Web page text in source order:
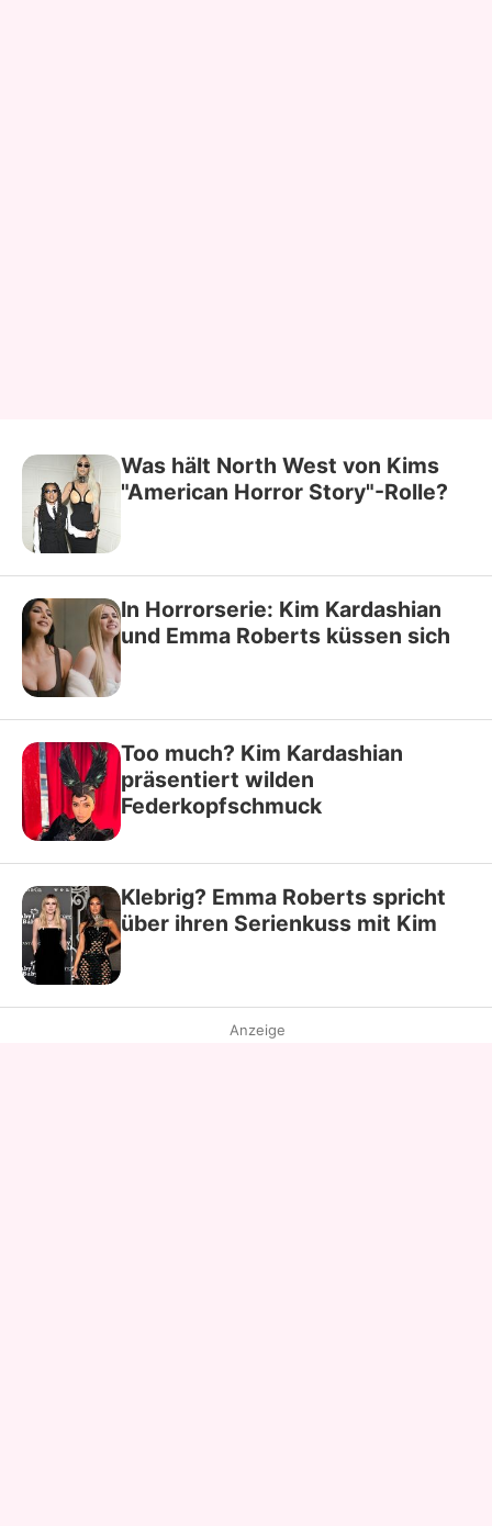
Was hält North West von Kims
"American Horror Story"-Rolle?
In Horrorserie: Kim Kardashian
und Emma Roberts küssen sich
Too much? Kim Kardashian
präsentiert wilden
Federkopfschmuck
Klebrig? Emma Roberts spricht
über ihren Serienkuss mit Kim
Anzeige